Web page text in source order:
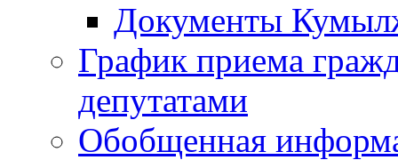
Документы
График приема
депутатами
Обобщенная